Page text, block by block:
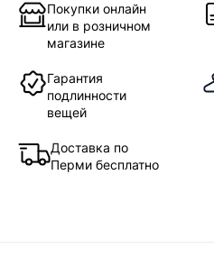
Покупки онлайн
или в розничном
магазине
Гарантия
подлинности
вещей
Доставка по
Перми бесплатно